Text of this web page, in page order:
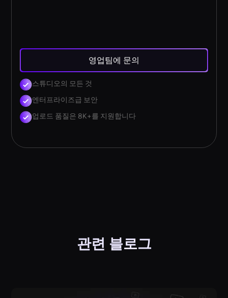
영업팀에 문의
스튜디오의 모든 것
엔터프라이즈급 보안
업로드 품질은 8K+를 지원합니다
관련 블로그